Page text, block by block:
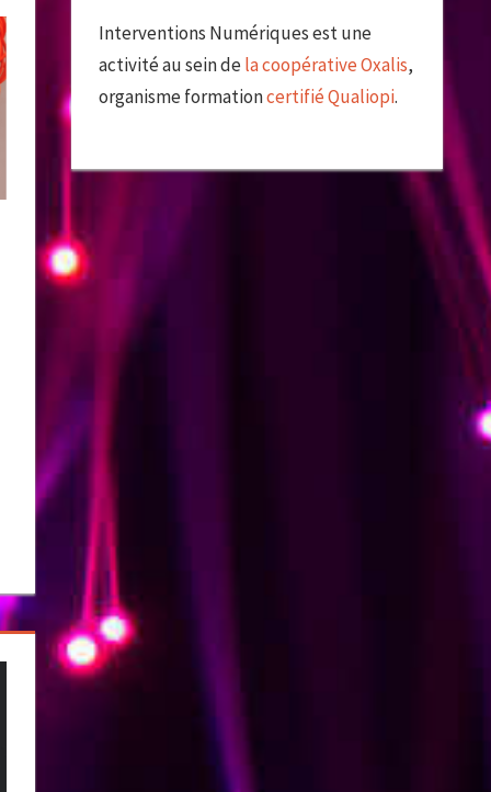
Interventions Numériques est une
activité au sein dela coopérative Oxalis,
organisme formationcertifié Qualiopi.